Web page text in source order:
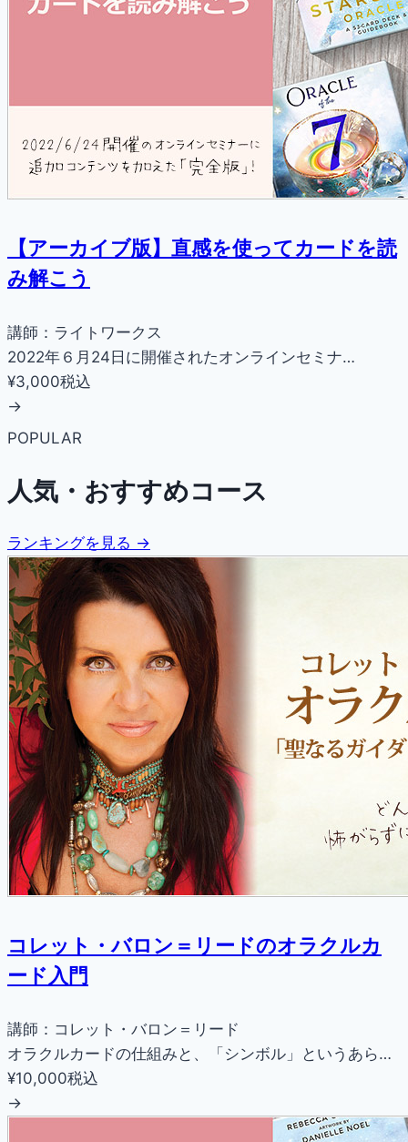
【アーカイブ版】直感を使ってカードを読
み解こう
講師：ライトワークス
2022年６月24日に開催されたオンラインセミナ…
¥3,000税込
→
POPULAR
人気・おすすめコース
ランキングを見る →
コレット・バロン＝リードのオラクルカ
ード入門
講師：コレット・バロン＝リード
オラクルカードの仕組みと、「シンボル」というあら…
¥10,000税込
→